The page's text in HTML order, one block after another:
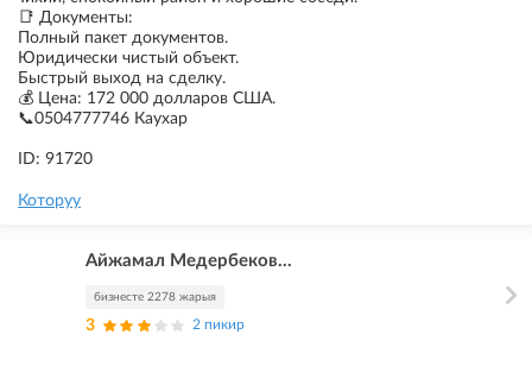
📑 Документы:
Полный пакет документов.
Юридически чистый объект.
Быстрый выход на сделку.
💰 Цена: 172 000 долларов США.
📞0504777746 Каухар
ID: 91720
Которуу
Айжамал Медербеков...
бизнесте 2278 жарыя
3 2 пикир